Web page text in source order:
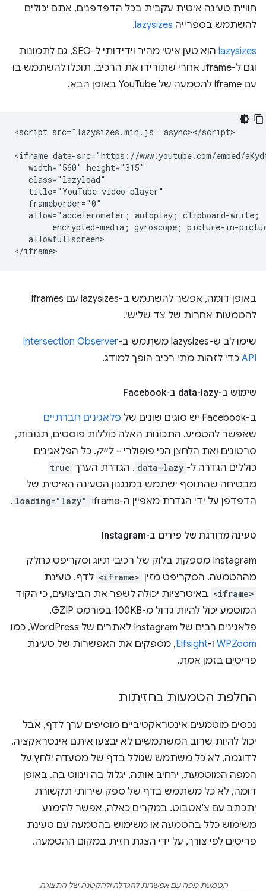
חוויית טעינה איטית עקבית בכל הדפדפנים, אתם יכולים
להשתמש בספרייה lazysizes
.
lazysizes
הוא טען איטי מהיר וידידותי ל-SEO, גם לתמונות
וגם ל-iframe. אחרי שתורידו את הרכיב, תוכלו להשתמש בו
עם iframe להטמעה של YouTube באופן הבא.
<script src="lazysizes.min.js" async></script>
<iframe data-src="https://www.youtube.com/embed/
   width="560" height="315"
   class="lazyload"
   title="YouTube video player"
   frameborder="0"
   allow="accelerometer; autoplay; clipboard-write;
encrypted-media; gyroscope; picture-in-
   allowfullscreen>
באופן דומה, אפשר להשתמש ב-lazysizes עם iframes
להטמעות אחרות של צד שלישי.
שימו לב ש-lazysizes משתמש ב-
Intersection Observer
API כדי לזהות מתי רכיב הופך למודג.
שימוש ב-data-lazy ב-Facebook
ב-Facebook יש סוגים שונים של
פלאגינים חברתיים
שאפשר להטמיע. התכונות האלה כוללות פוסטים, תגובות,
סרטונים ואת הלחצן הכי פופולרי –לייק. כל הפלאגינים
כוללים הגדרה ל- data-lazy . הגדרת הערך true
מבטיחה שהתוסף ישתמש במנגנון הטעינה האיטית של
הדפדפן על ידי הגדרת מאפיין ה-iframe
loading="lazy"
.
טעינה מדורגת של פידים ב-Instagram
Instagram מספקת בלוק של רכיבי תיוג וסקריפט כחלק
מההטמעה. הסקריפט מזין <iframe> לדף. טעינת
<iframe> באיטרציות יכולה לשפר את הביצועים, כי הקוד
המוטמע יכול להיות גדול מ-100KB בפורמט GZIP.
פלאגינים רבים של Instagram לאתרים של WordPress, כמו
WPZoom ו-Elfsight, מספקים את האפשרות של טעינת
פריטים בזמן אמת.
החלפת הטמעות בחזיתות
נכסים מוטמעים אינטראקטיביים מוסיפים ערך לדף, אבל
יכול להיות שרוב המשתמשים לא יבצעו איתם אינטראקציה.
לדוגמה, לא כל משתמש שגולל בדף של מסעדה ילחץ על
המפה המוטמעת, ירחיב אותה, יגלול בה וינווט בה. באופן
דומה, לא כל משתמש בדף של ספק שירותי תקשורת
יתכתב עם צ'אטבוט. במקרים כאלה, אפשר להימנע
משימוש כלל בהטמעה או משימוש בהטמעה עם טעינת
פריטים לפי צורך, על ידי הצגת חזית במקום ההטמעה.
הטמעת מפה עם אפשרות להגדלה ולהקטנה של התצוגה.